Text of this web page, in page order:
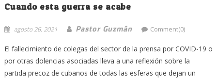
Cuando esta guerra se acabe
agosto 26, 2021 Pastor Guzmán Comment(0)
El fallecimiento de colegas del sector de la prensa por COVID-19 o
por otras dolencias asociadas lleva a una reflexión sobre la
partida precoz de cubanos de todas las esferas que dejan un